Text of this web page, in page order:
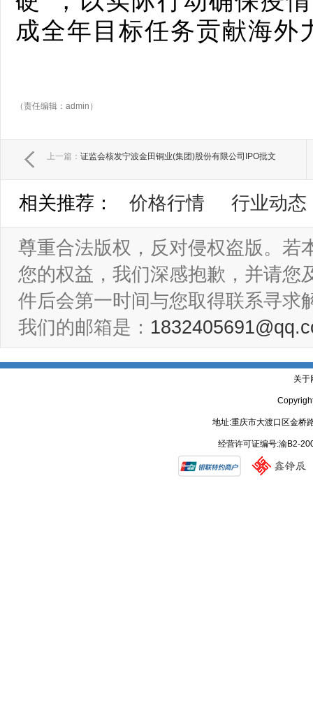
成全年目标任务贡献海外
（责任编辑：admin）
上一篇： 证监会核发宁波金田铜业(集团)股份有限公司IPO批文
相关推荐： 价格行情 行业动态
尊重合法版权，反对侵权盗版。若
您的权益，我们深感抱歉，并请您
件后会第一时间与您取得联系寻求
我们的邮箱是：
关于
地址:重庆市大渡口区金
经营许可证编号:渝B2-